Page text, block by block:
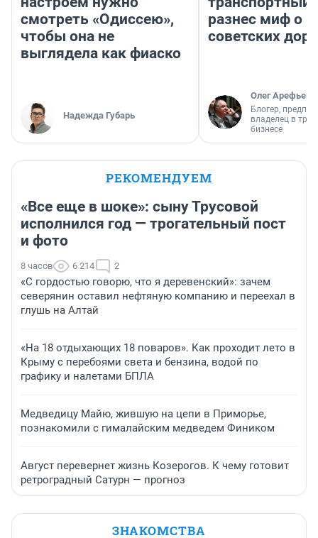
смотреть «Одиссею»,
чтобы она не
выглядела как фиаско
Надежда Губарь
разнес миф о
советских
Олег Арефьев
Блогер,
владелец в
бизнесе
РЕКОМЕНДУЕМ
«Все еще в шоке»: сыну Трусовой
исполнился год — трогательный пост
и фото
8 часов 6 214 2
«С гордостью говорю, что я деревенский»: зачем
северянин оставил нефтяную компанию и переехал в
глушь на Алтай
«На 18 отдыхающих 18 поваров». Как проходит лето в
Крыму с перебоями света и бензина, водой по
графику и налетами БПЛА
Медведицу Майю, жившую на цепи в Приморье,
познакомили с гималайским медведем Фиником
Август перевернет жизнь Козерогов. К чему готовит
ретроградный Сатурн — прогноз
ЗНАКОМСТВА